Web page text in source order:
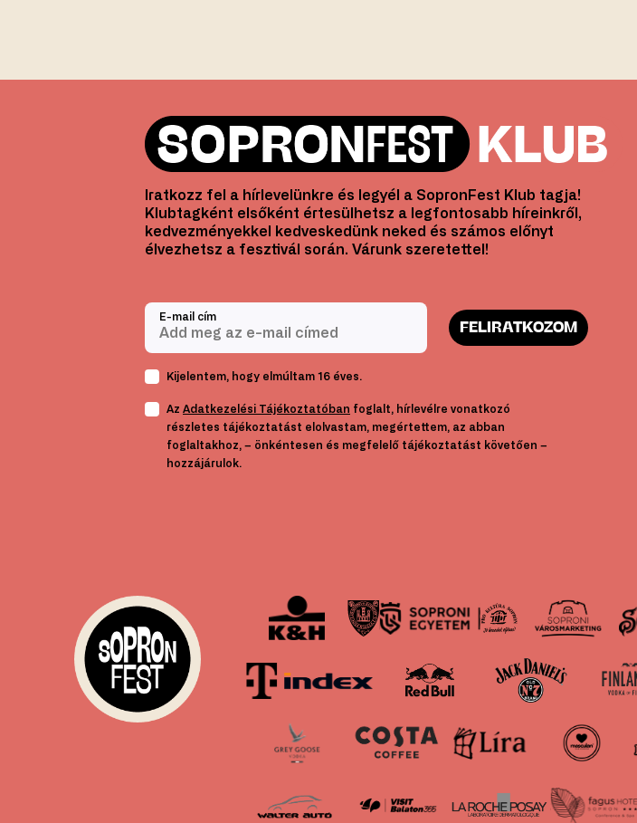
Iratkozz fel a hírlevelünkre és legyél a SopronFest Klub tagja!
Klubtagként elsőként értesülhetsz a legfontosabb híreinkről,
kedvezményekkel kedveskedünk neked és számos előnyt
élvezhetsz a fesztivál során. Várunk szeretettel!
E-mail cím
FELIRATKOZOM
Kijelentem, hogy elmúltam 16 éves.
Az Adatkezelési Tájékoztatóban foglalt, hírlevélre vonatkozó
részletes tájékoztatást elolvastam, megértettem, az abban
foglaltakhoz, – önkéntesen és megfelelő tájékoztatást követően –
hozzájárulok.